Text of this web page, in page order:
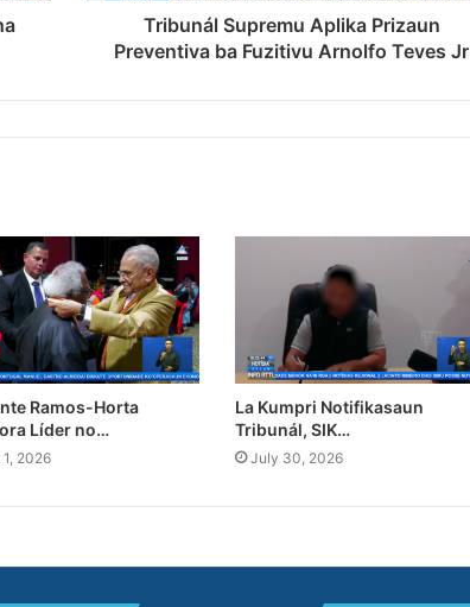
Tribunál Supremu Aplika Prizaun
Preventiva ba Fuzitivu Arnolfo Teves Jr
Ramos-Horta
Líder no…
2026
La Kumpri Notifikasaun
Tribunál, SIK…
July 30, 2026